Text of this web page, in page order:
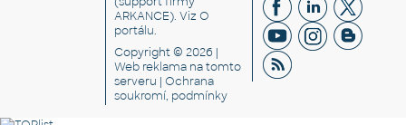
ARKANCE). VizO
portálu.
Copyright © 2026 |
Web reklama na tomto
serveru |Ochrana
soukromí, podmínky